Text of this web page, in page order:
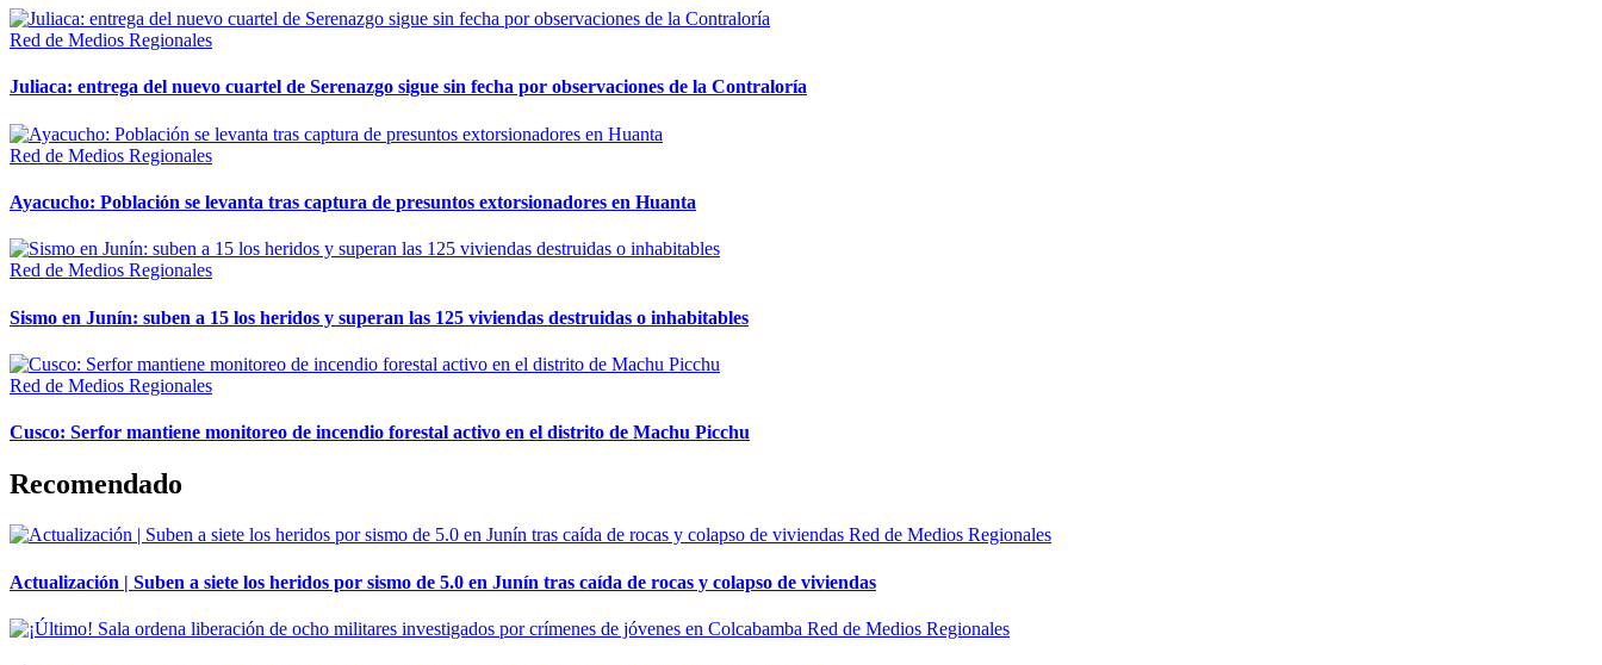
Red de Medios Regionales
Juliaca: entrega del nuevo cuartel de Serenazgo sigue sin fecha por observaciones de la Contraloría
Red de Medios Regionales
Ayacucho: Población se levanta tras captura de presuntos extorsionadores en Huanta
Red de Medios Regionales
Sismo en Junín: suben a 15 los heridos y superan las 125 viviendas destruidas o inhabitables
Red de Medios Regionales
Cusco: Serfor mantiene monitoreo de incendio forestal activo en el distrito de Machu Picchu
Recomendado
Red de Medios Regionales
Actualización | Suben a siete los heridos por sismo de 5.0 en Junín tras caída de rocas y colapso de viviendas
Red de Medios Regionales